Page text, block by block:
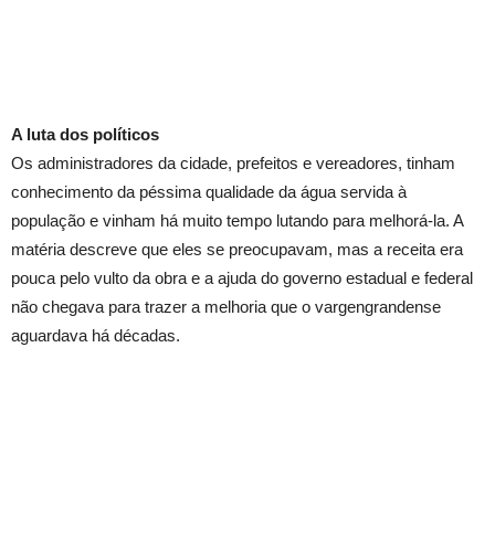
A luta dos políticos
Os administradores da cidade, prefeitos e vereadores, tinham
conhecimento da péssima qualidade da água servida à
população e vinham há muito tempo lutando para melhorá-la. A
matéria descreve que eles se preocupavam, mas a receita era
pouca pelo vulto da obra e a ajuda do governo estadual e federal
não chegava para trazer a melhoria que o vargengrandense
aguardava há décadas.